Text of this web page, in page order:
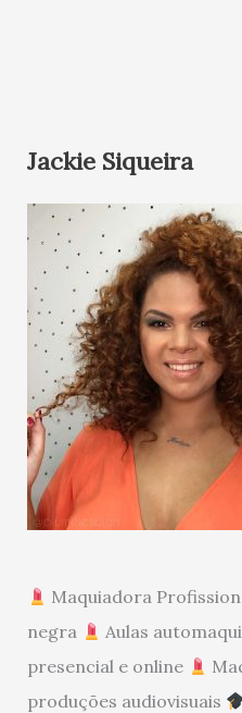
Jackie Siqueira
Maquiadora
negra
Aulas
presencial e online
produções audiovisuais